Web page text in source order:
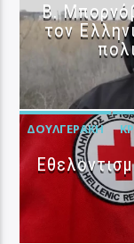
B.
τον
ΔΟΥΛΓΕΡΆΚΗ